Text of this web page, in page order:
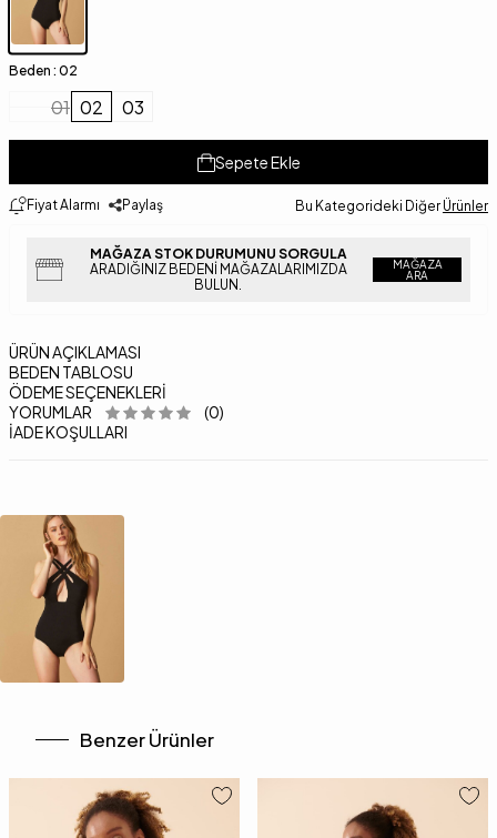
Beden : 02
01 02 03
Sepete Ekle
Fiyat Alarmı Paylaş Bu Kategorideki Diğer Ürünler
MAĞAZA STOK DURUMUNU SORGULA
ARADIĞINIZ BEDENI MAĞAZALARIMIZDA
BULUN.
MAĞAZA
ARA
ÜRÜN AÇIKLAMASI
BEDEN TABLOSU
ÖDEME SEÇENEKLERI
YORUMLAR
(0)
İADE KOŞULLARI
Benzer Ürünler